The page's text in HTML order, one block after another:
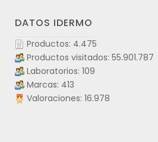
DATOS IDERMO
Productos: 4.475
Productos visitados: 55.901.787
Laboratorios: 109
Marcas: 413
Valoraciones: 16.978